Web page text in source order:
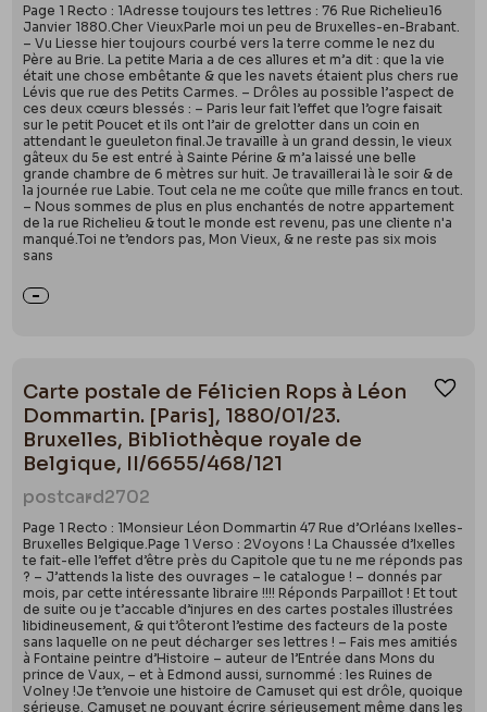
Page 1 Recto : 1Adresse toujours tes lettres : 76 Rue Richelieu16
Janvier 1880.Cher VieuxParle moi un peu de Bruxelles-en-Brabant.
– Vu Liesse hier toujours courbé vers la terre comme le nez du
Père au Brie. La petite Maria a de ces allures et m’a dit : que la vie
était une chose embêtante & que les navets étaient plus chers rue
Lévis que rue des Petits Carmes. – Drôles au possible l’aspect de
ces deux cœurs blessés : – Paris leur fait l’effet que l’ogre faisait
sur le petit Poucet et ils ont l’air de grelotter dans un coin en
attendant le gueuleton final.Je travaille à un grand dessin, le vieux
gâteux du 5e est entré à Sainte Périne & m’a laissé une belle
grande chambre de 6 mètres sur huit. Je travaillerai là le soir & de
la journée rue Labie. Tout cela ne me coûte que mille francs en tout.
– Nous sommes de plus en plus enchantés de notre appartement
de la rue Richelieu & tout le monde est revenu, pas une cliente n'a
manqué.Toi ne t’endors pas, Mon Vieux, & ne reste pas six mois
sans
Carte postale de Félicien Rops à Léon
Dommartin. [Paris], 1880/01/23.
Bruxelles, Bibliothèque royale de
Belgique, II/6655/468/121
postcard2702
Page 1 Recto : 1Monsieur Léon Dommartin 47 Rue d’Orléans Ixelles-
Bruxelles Belgique.Page 1 Verso : 2Voyons ! La Chaussée d’Ixelles
te fait-elle l’effet d’être près du Capitole que tu ne me réponds pas
? – J’attends la liste des ouvrages – le catalogue ! – donnés par
mois, par cette intéressante libraire !!!! Réponds Parpaillot ! Et tout
de suite ou je t’accable d’injures en des cartes postales illustrées
libidineusement, & qui t’ôteront l’estime des facteurs de la poste
sans laquelle on ne peut décharger ses lettres ! – Fais mes amitiés
à Fontaine peintre d’Histoire – auteur de l’Entrée dans Mons du
prince de Vaux, – et à Edmond aussi, surnommé : les Ruines de
Volney !Je t’envoie une histoire de Camuset qui est drôle, quoique
sérieuse. Camuset ne pouvant écrire sérieusement même dans les